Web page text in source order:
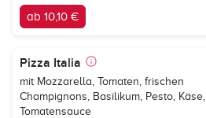
ab 10,10 €
Pizza Italia
mit Mozzarella, Tomaten, frischen
Champignons, Basilikum, Pesto, Käse,
Tomatensauce